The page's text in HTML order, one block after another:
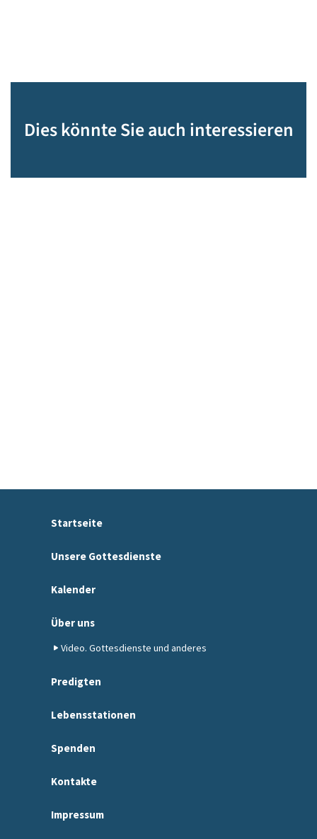
Dies könnte Sie auch interessieren
Startseite
Unsere Gottesdienste
Kalender
Über uns
Video. Gottesdienste und anderes
Predigten
Lebensstationen
Spenden
Kontakte
Impressum